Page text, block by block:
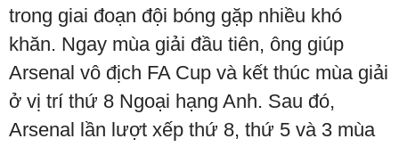
trong giai đoạn đội bóng gặp nhiều khó
khăn. Ngay mùa giải đầu tiên, ông giúp
Arsenal vô địch FA Cup và kết thúc mùa giải
ở vị trí thứ 8 Ngoại hạng Anh. Sau đó,
Arsenal lần lượt xếp thứ 8, thứ 5 và 3 mùa